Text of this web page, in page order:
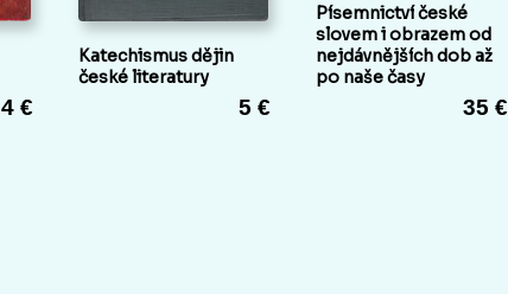
4 €
Katechismus dějin
české literatury
5 €
Písemnictví české
slovem i obrazem od
nejdávnějších dob až
po naše časy
35 €